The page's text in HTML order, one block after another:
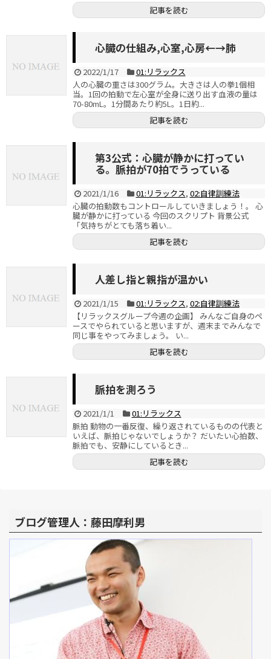
記事を読む
心臓の仕組み,心室,心房←→肺
2022/1/17
01:リラックス
人の心臓の重さは300グラム。大きさは人の拳1個相
当。1回の拍動で左心室が全身に送り出す血液の量は
70-80mL。1分間あたり約5L。1日約...
記事を読む
第3公式：心臓が静かに打ってい
る。脈拍が70拍でうっている
2021/1/16 01:リラックス, 02:自律訓練法
心臓の拍動数もコントロールしていきましょう！。 心
臓が静かに打っている 今回のスクリプト 背景公式
「気持ちがとても落ち着い...
記事を読む
人差し指と親指が温かい
2021/1/15 01:リラックス, 02:自律訓練法
【リラックスグループ今週の企画】 みんなご自身のペ
ースでやられていると思いますが、週末までみんなで
同じ事をやってみましょう。 い...
記事を読む
脈拍を測ろう
2021/1/1
01:リラックス
脈拍 動物の一番反復、繰り返されているものの代表と
いえば、脈拍じゃないでしょうか？ だいたい心拍数、
脈拍でも、安静にしているとき...
記事を読む
ブログ管理人：藤田摩利男